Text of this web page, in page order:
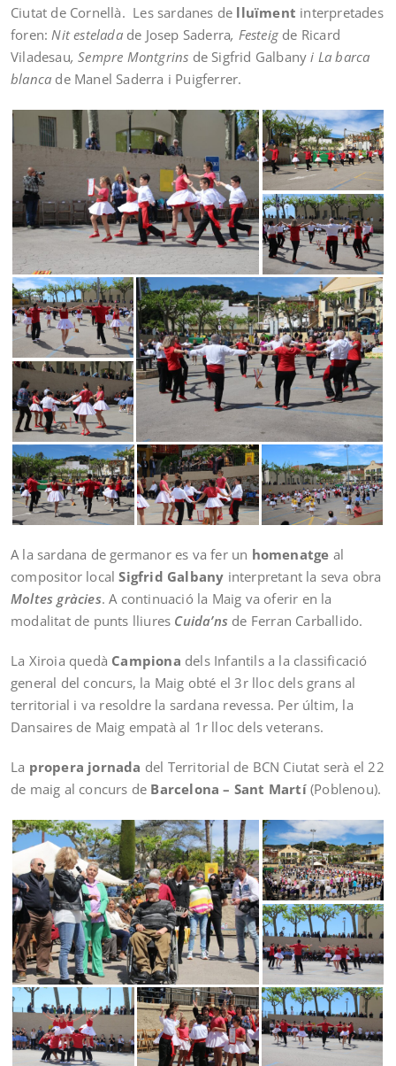
Ciutat de Cornellà. Les sardanes de lluïment interpretades
foren:Nit estelada de Josep Saderra, Festeig de Ricard
Viladesau,Sempre Montgrins de Sigfrid Galbany i La barca
blanca de Manel Saderra i Puigferrer.
A la sardana de germanor es va fer un homenatge al
compositor localSigfrid Galbany interpretant la seva obra
Moltes gràcies. A continuació la Maig va oferir en la
modalitat de punts lliures Cuida’ns de Ferran Carballido.
La Xiroia quedà Campiona dels Infantils a la classificació
general del concurs, la Maig obté el 3r lloc dels grans al
territorial i va resoldre la sardana revessa. Per últim, la
Dansaires de Maig empatà al 1r lloc dels veterans.
La propera jornada del Territorial de BCN Ciutat serà el 22
de maig al concurs de Barcelona – Sant Martí(Poblenou).